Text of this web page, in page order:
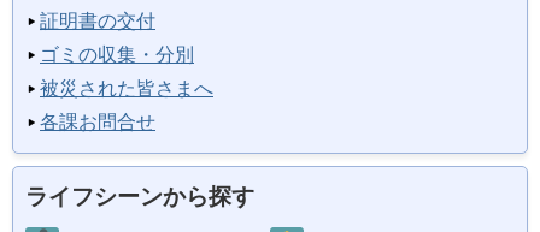
証明書の交付
ゴミの収集・分別
被災された皆さまへ
各課お問合せ
ライフシーンから探す